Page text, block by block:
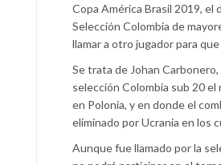
Copa América Brasil 2019, el
Selección Colombia de
llamar a otro jugador para
Se trata de Johan
selección Colombia sub 20 el
en Polonia, y en donde el
eliminado por Ucrania en los
Aunque fue llamado por la